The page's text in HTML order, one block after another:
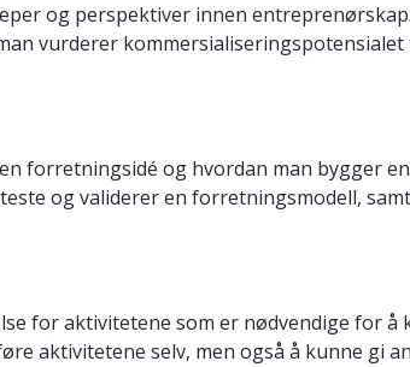
og perspektiver innen
vurderer
forretningsidé og hvordan man bygger
og validerer en forretningsmodell,
for aktivitetene som er nødvendige for
aktivitetene selv, men også å kunne gi